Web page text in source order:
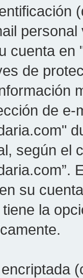
cuenta
de
de e-
según el
su
la